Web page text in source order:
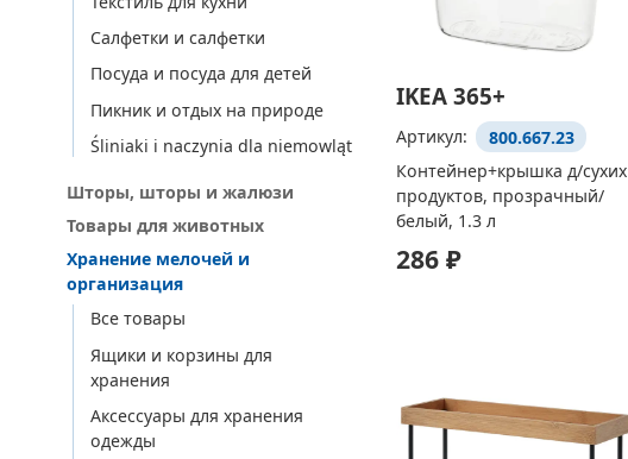
Салфетки и салфетки
Посуда и посуда для детей
Пикник и отдых на природе
Śliniaki i naczynia dla niemowląt
Шторы, шторы и жалюзи
Товары для животных
Хранение мелочей и
организация
Все товары
Ящики и корзины для
хранения
Аксессуары для хранения
одежды
IKEA 365+
Артикул:
800.667.23
Контейнер+крышка д/сухих
продуктов, прозрачный/
белый, 1.3 л
286 ₽